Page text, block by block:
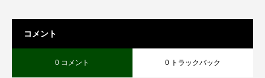
コメント
0 コメント 0 トラックバック